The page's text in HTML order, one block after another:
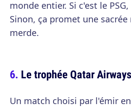
monde entier. Si c'est le
Sinon, ça promet une
merde.
Le trophée Qatar Airways
Un match choisi par l'émir